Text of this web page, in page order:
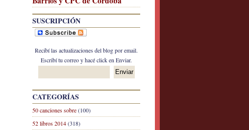
SUSCRIPCIÓN
Recibí las actualizaciones del blog por email.
Escribí tu correo y hacé click en Enviar.
CATEGORÍAS
50 canciones sobre(100)
52 libros 2014(318)